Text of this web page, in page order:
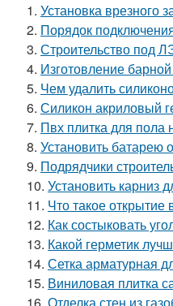
1. Установка врезного
2. Порядок
3. Строительство под
4. Изготовление
5. Чем удалить
6. Силикон акриловый
7. Пвх плитка для пола
8. Установить батарею
9. Подрядчики
10. Установить карниз
11. Что такое
12. Как состыковать
13. Какой герметик
14. Сетка арматурная
15. Виниловая плитка